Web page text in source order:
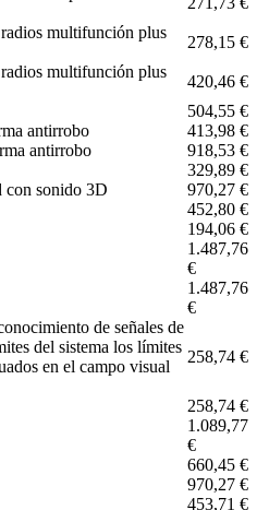
multifunción plus
278,15 €
multifunción plus
420,46 €
504,55 €
antirrobo
413,98 €
antirrobo
918,53 €
329,89 €
con sonido 3D
970,27 €
452,80 €
194,06 €
1.487,76
€
1.487,76
€
de señales de
del sistema los límites
en el campo visual
258,74 €
258,74 €
1.089,77
€
660,45 €
970,27 €
453,71 €